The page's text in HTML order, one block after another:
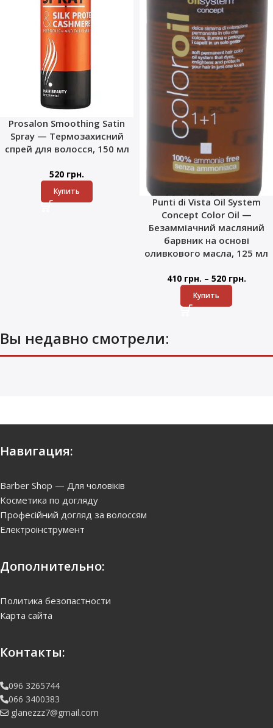
Prosalon Smoothing Satin
Spray — Термозахисний
спрей для волосся, 150 мл
520 грн.
Купить
Punti di Vista Oil System
Concept Color Oil —
Безамміачний масляний
барвник на основі
оливкового масла, 125 мл
410 грн. – 520 грн.
Купить
Вы недавно смотрели:
Навигация:
Barber Shop — Для чоловіків
Kосметика по догляду
Професійний догляд за волоссям
Електроінструмент
Дополнительно:
Политика безопастности
Карта сайта
Контакты:
096 3265744
066 3400383
glanezzz7@gmail.com